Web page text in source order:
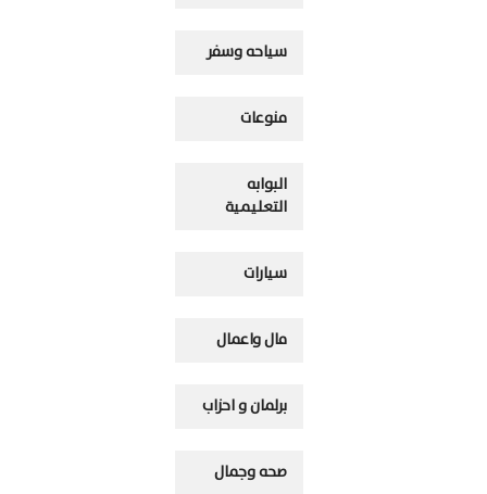
سياحه وسفر
منوعات
البوابه
التعليمية
سيارات
مال واعمال
برلمان و احزاب
صحه وجمال